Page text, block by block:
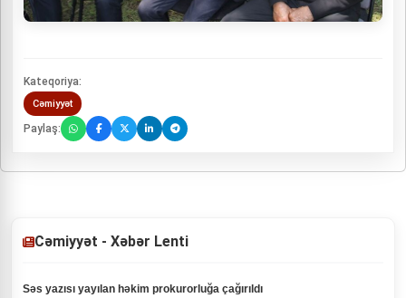
Kateqoriya:
Cəmiyyət
Paylaş:
Cəmiyyət - Xəbər Lenti
Səs yazısı yayılan həkim prokurorluğa çağırıldı